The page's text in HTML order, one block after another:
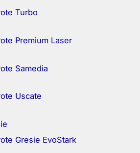
Turbo
Premium Laser
Samedia
Uscate
Gresie EvoStark